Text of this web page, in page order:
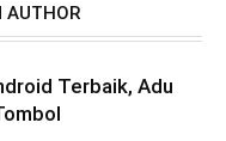
AUTHOR
Terbaik, Adu